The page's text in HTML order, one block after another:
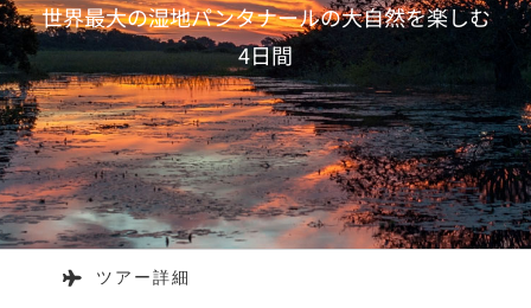
世界最大の湿地パンタナールの大自然を楽しむ
4日間
ツアー詳細